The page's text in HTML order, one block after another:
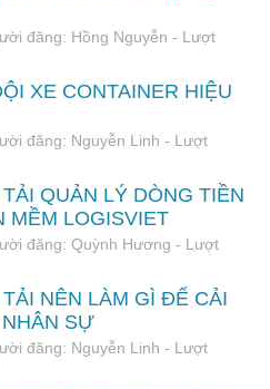
đăng: Hồng Nguyễn - Lượt
XE CONTAINER HIỆU
đăng: Nguyễn Linh - Lượt
QUẢN LÝ DÒNG TIỀN
MỀM LOGISVIET
đăng: Quỳnh Hương - Lượt
NÊN LÀM GÌ ĐỂ CẢI
SỰ
đăng: Nguyễn Linh - Lượt